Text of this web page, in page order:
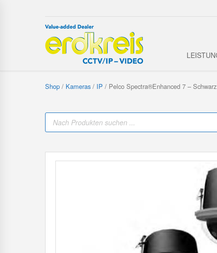
Shop / Kameras / IP / Pelco Spectra®Enhanced 7 –
P
o